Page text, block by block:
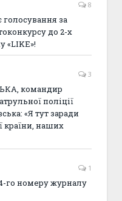
8
голосування за
до 2-х
«LIKE»!
3
командир
поліції
«Я тут заради
країни, наших
1
го номеру журналу